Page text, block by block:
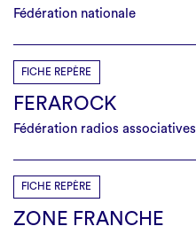
Fédération nationale
FICHE REPÈRE
FERAROCK
Fédération radios associatives
FICHE REPÈRE
ZONE FRANCHE